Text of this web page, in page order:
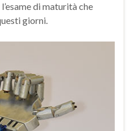
di maturità che
giorni.